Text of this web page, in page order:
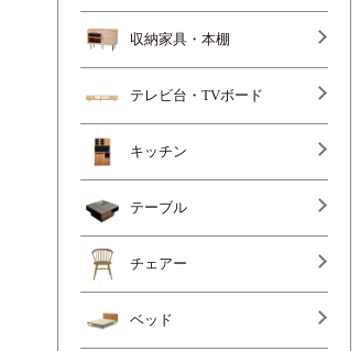
収納家具・本棚
テレビ台・TVボード
キッチン
テーブル
チェアー
ベッド